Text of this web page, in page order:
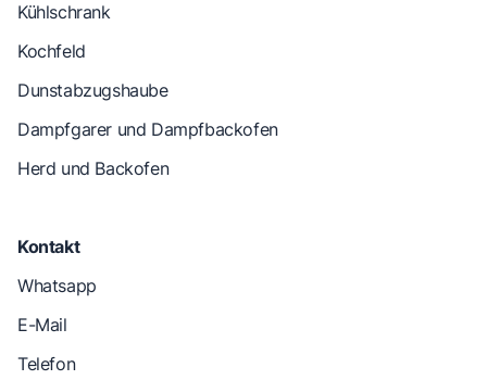
Kühlschrank
Kochfeld
Dunstabzugshaube
Dampfgarer und Dampfbackofen
Herd und Backofen
Kontakt
Whatsapp
E-Mail
Telefon